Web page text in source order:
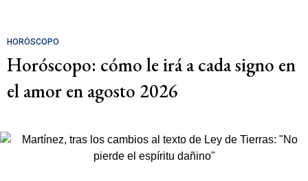
HORÓSCOPO
Horóscopo: cómo le irá a cada signo en
el amor en agosto 2026